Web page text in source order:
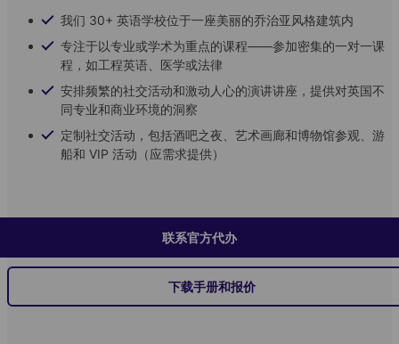
我们 30+ 英语学校位于一座美丽的乔治亚风格建筑内
专注于以专业或学术为重点的课程——参加密集的一对一课
程，如工程英语、医学或法律
安排频繁的社交活动和激动人心的演讲讲座，提供对英国不
同专业和商业环境的洞察
定制社交活动，包括酒吧之夜、艺术画廊和博物馆参观、游
船和 VIP 活动（应需求提供）
联系官方代办
下载手册和报价